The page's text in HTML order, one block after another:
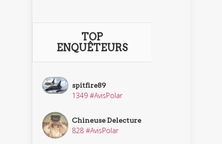
TOP
ENQUÊTEURS
spitfire89
1349 #AvisPolar
Chineuse Delecture
828 #AvisPolar